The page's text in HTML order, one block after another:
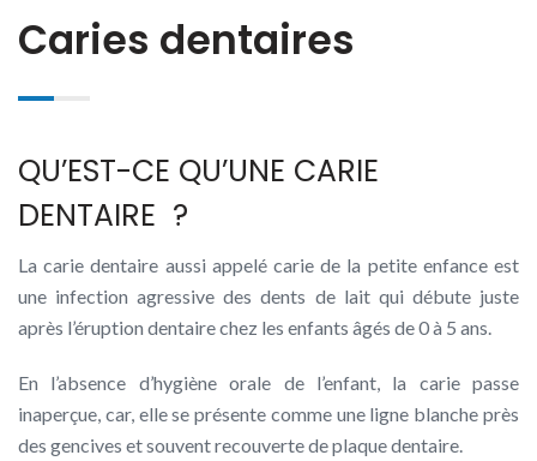
Caries dentaires
QU’EST-CE QU’UNE CARIE
DENTAIRE ?
La carie dentaire aussi appelé carie de la petite enfance est
une infection agressive des dents de lait qui débute juste
après l’éruption dentaire chez les enfants âgés de 0 à 5 ans.
En l’absence d’hygiène orale de l’enfant, la carie passe
inaperçue, car, elle se présente comme une ligne blanche près
des gencives et souvent recouverte de plaque dentaire.